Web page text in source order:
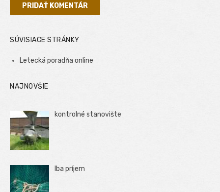
SÚVISIACE STRÁNKY
Letecká poradňa online
NAJNOVŠIE
kontrolné stanovište
Iba príjem